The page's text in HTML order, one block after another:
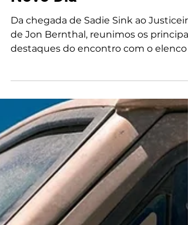
Novo Dia
Da chegada de Sadie Sink ao Justiceiro
de Jon Bernthal, reunimos os
os produtores.